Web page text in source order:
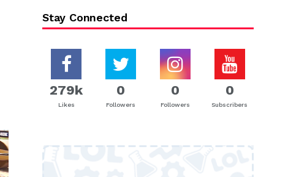
Stay Connected
279k
Likes
0
Followers
0
Followers
0
Subscribers